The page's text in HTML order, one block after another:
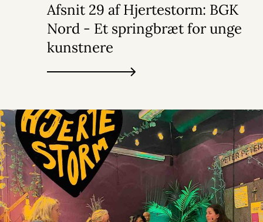
Afsnit 29 af Hjertestorm: BGK
Nord - Et springbræt for unge
kunstnere